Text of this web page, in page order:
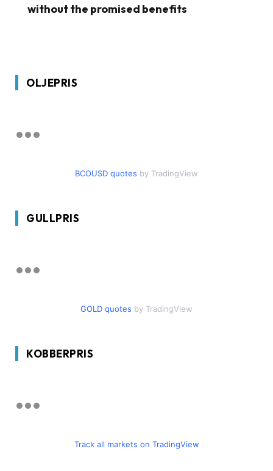
without the promised benefits
OLJEPRIS
BCOUSD quotes by TradingView
GULLPRIS
GOLD quotes by TradingView
KOBBERPRIS
Track all markets on TradingView